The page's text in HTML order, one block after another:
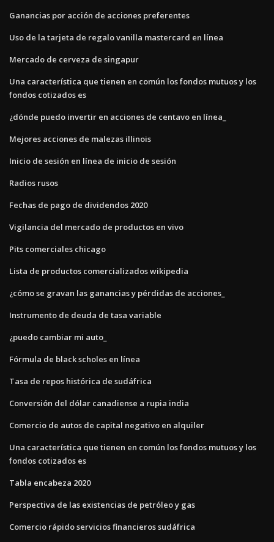
Ganancias por acción de acciones preferentes
Uso de la tarjeta de regalo vanilla mastercard en línea
Mercado de cerveza de singapur
Una característica que tienen en común los fondos mutuos y los
fondos cotizados es
¿dónde puedo invertir en acciones de centavo en línea_
Mejores acciones de malezas illinois
Inicio de sesión en línea de inicio de sesión
Radios rusos
Fechas de pago de dividendos 2020
Vigilancia del mercado de productos en vivo
Pits comerciales chicago
Lista de productos comercializados wikipedia
¿cómo se gravan las ganancias y pérdidas de acciones_
Instrumento de deuda de tasa variable
¿puedo cambiar mi auto_
Fórmula de black scholes en línea
Tasa de repos histórica de sudáfrica
Conversión del dólar canadiense a rupia india
Comercio de autos de capital negativo en alquiler
Una característica que tienen en común los fondos mutuos y los
fondos cotizados es
Tabla encabeza 2020
Perspectiva de las existencias de petróleo y gas
Comercio rápido servicios financieros sudáfrica